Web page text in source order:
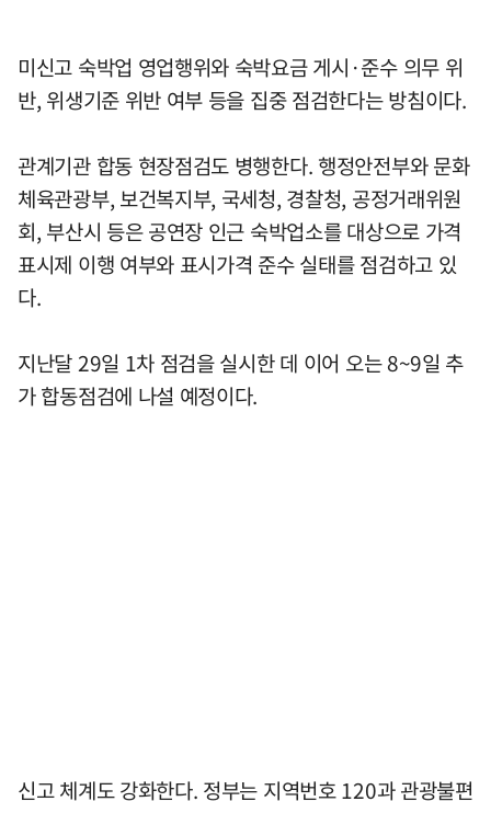
미신고 숙박업 영업행위와 숙박요금 게시·준수 의무 위
반, 위생기준 위반 여부 등을 집중 점검한다는 방침이다.
관계기관 합동 현장점검도 병행한다. 행정안전부와 문화
체육관광부, 보건복지부, 국세청, 경찰청, 공정거래위원
회, 부산시 등은 공연장 인근 숙박업소를 대상으로 가격
표시제 이행 여부와 표시가격 준수 실태를 점검하고 있
다.
지난달 29일 1차 점검을 실시한 데 이어 오는 8~9일 추
가 합동점검에 나설 예정이다.
신고 체계도 강화한다. 정부는 지역번호 120과 관광불편